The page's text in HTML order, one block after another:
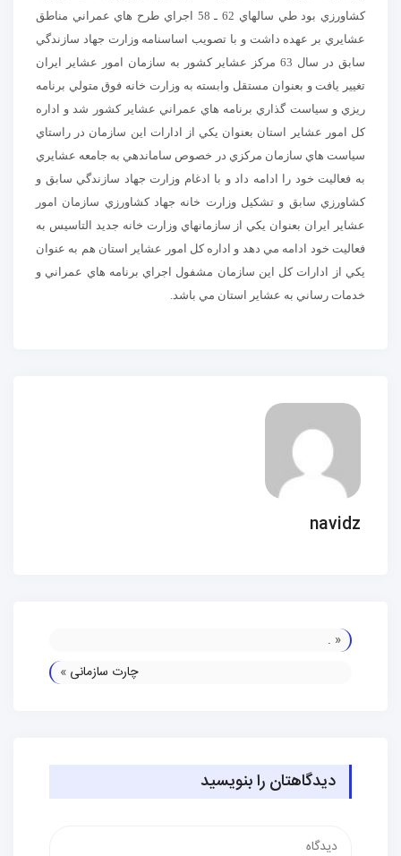
كشاورزي بود طي سالهاي 62 ـ 58 اجراي طرح هاي عمراني مناطق
عشايري بر عهده داشت و با تصويب اساسنامه وزارت جهاد سازندگي
سابق در سال 63 مركز عشاير كشور به سازمان امور عشاير ايران
تغيير يافت و بعنوان مستقل وابسته به وزارت خانه فوق متولي برنامه
ريزي و سياست گذاري برنامه هاي عمراني عشاير كشور شد و اداره
كل امور عشاير استان بعنوان يكي از ادارات اين سازمان در راستاي
سياست هاي سازمان مركزي در خصوص ساماندهي به جامعه عشايري
به فعاليت خود را ادامه داد و با ادغام وزارت جهاد سازندگي سابق و
كشاورزي سابق و تشكيل وزارت خانه جهاد كشاورزي سازمان امور
عشاير ايران بعنوان يكي از سازمانهاي وزارت خانه جديد التاسيس به
فعاليت خود ادامه مي دهد و اداره كل امور عشاير استان هم به عنوان
يكي از ادارات كل اين سازمان مشفول اجراي برنامه هاي عمراني و
خدمات رساني به عشاير استان مي باشد.
navidz
«
.
چارت سازمانی »
دیدگاهتان را بنویسید